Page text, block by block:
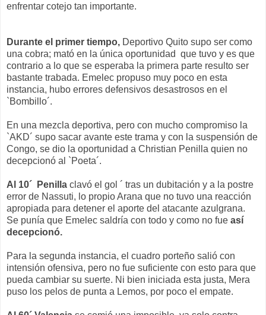
enfrentar cotejo tan importante.
Durante el primer tiempo, Deportivo Quito supo ser como
una cobra; mató en la única oportunidad que tuvo y es que
contrario a lo que se esperaba la primera parte resulto ser
bastante trabada. Emelec propuso muy poco en esta
instancia, hubo errores defensivos desastrosos en el
`Bombillo´.
En una mezcla deportiva, pero con mucho compromiso la
`AKD´ supo sacar avante este trama y con la suspensión de
Congo, se dio la oportunidad a Christian Penilla quien no
decepcionó al `Poeta´.
Al 10´ Penilla clavó el gol ´ tras un dubitación y a la postre
error de Nassuti, lo propio Arana que no tuvo una reacción
apropiada para detener el aporte del atacante azulgrana.
Se punía que Emelec saldría con todo y como no fue así
decepcionó.
Para la segunda instancia, el cuadro porteño salió con
intensión ofensiva, pero no fue suficiente con esto para que
pueda cambiar su suerte. Ni bien iniciada esta justa, Mera
puso los pelos de punta a Lemos, por poco el empate.